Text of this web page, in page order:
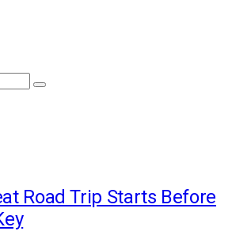
Search
Road Trip Starts Before